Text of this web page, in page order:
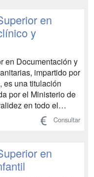
así como
de...en
y
en Documentación y
impartido por
es una titulación
por el Ministerio de
en todo el
Esta FP te capacita
eficiente y
asegurando
Consultar
en